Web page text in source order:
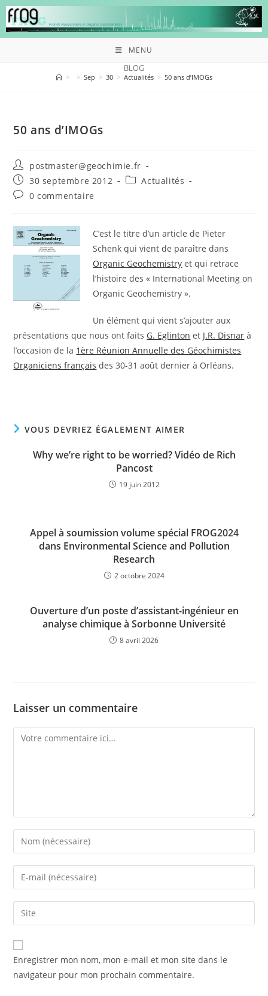
MENU
BLOG
> > Sep > 30 > Actualités > 50 ans d’IMOGs
50 ans d’IMOGs
postmaster@geochimie.fr
30 septembre 2012
Actualités
0 commentaire
C’est le titre d’un article de Pieter
Schenk qui vient de paraître dans
Organic Geochemistry et qui retrace
l’histoire des « International Meeting on
Organic Geochemistry ».
Un élément qui vient s’ajouter aux
présentations que nous ont faits G. Eglinton et J.R. Disnar à
l’occasion de la 1ère Réunion Annuelle des Géochimistes
Organiciens français des 30-31 août dernier à Orléans.
VOUS DEVRIEZ ÉGALEMENT AIMER
Why we’re right to be worried? Vidéo de Rich
Pancost
19 juin 2012
Appel à soumission volume spécial FROG2024
dans Environmental Science and Pollution
Research
2 octobre 2024
Ouverture d’un poste d’assistant-ingénieur en
analyse chimique à Sorbonne Université
8 avril 2026
Laisser un commentaire
Enregistrer mon nom, mon e-mail et mon site dans le
navigateur pour mon prochain commentaire.